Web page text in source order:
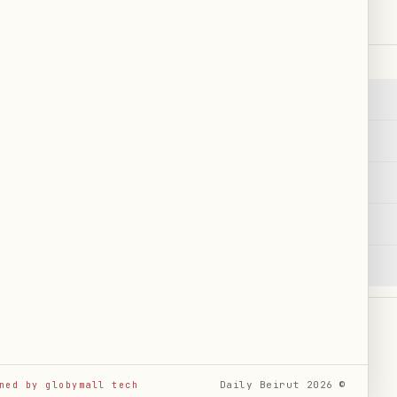
©
2026
by globymall tech